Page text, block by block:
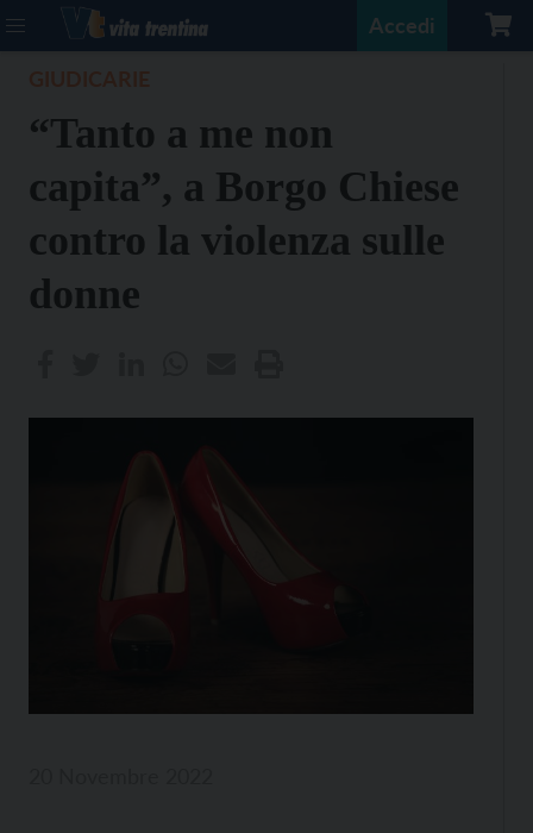
Accedi
“Tanto a me non
capita”, a Borgo Chiese
contro la violenza sulle
donne